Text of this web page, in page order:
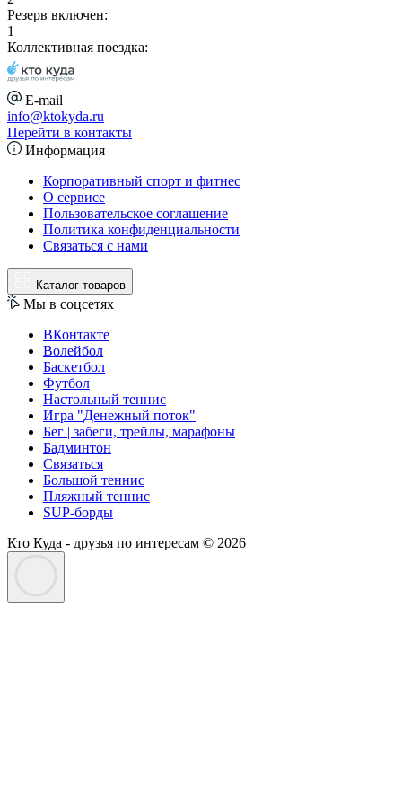
Резерв включен:
1
Коллективная поездка:
E-mail
info@ktokyda.ru
Перейти в контакты
Информация
Корпоративный спорт и фитнес
О сервисе
Пользовательское соглашение
Политика конфиденциальности
Связаться с нами
Каталог товаров
Мы в соцсетях
ВКонтакте
Волейбол
Баскетбол
Футбол
Настольный теннис
Игра "Денежный поток"
Бег | забеги, трейлы, марафоны
Бадминтон
Связаться
Большой теннис
Пляжный теннис
SUP-борды
Кто Куда - друзья по интересам © 2026